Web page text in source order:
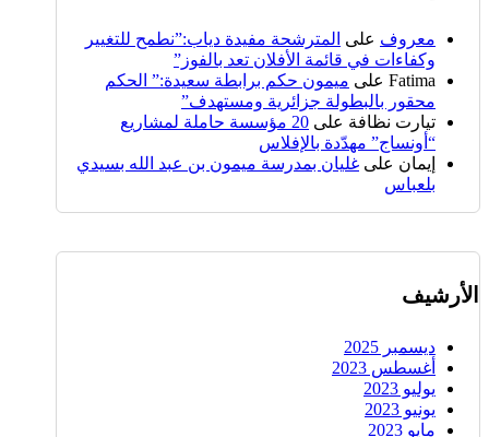
معروف على المترشحة مفيدة دياب:”نطمح للتغيير
وكفاءات في قائمة الأفلان تعد بالفوز”
Fatima على ميمون حكم برابطة سعيدة:” الحكم
محقور بالبطولة جزائرية ومستهدف”
تيارت نظافة على
20 مؤسسة حاملة لمشاريع
“أونساج” مهدّدة بالإفلاس
إيمان على غليان بمدرسة ميمون بن عبد الله بسيدي
بلعباس
الأرشيف
ديسمبر 2025
أغسطس 2023
يوليو 2023
يونيو 2023
مايو 2023